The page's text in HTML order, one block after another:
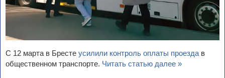
С 12 марта в Бресте усилили контроль оплаты проезда в
общественном транспорте. Читать статью далее »